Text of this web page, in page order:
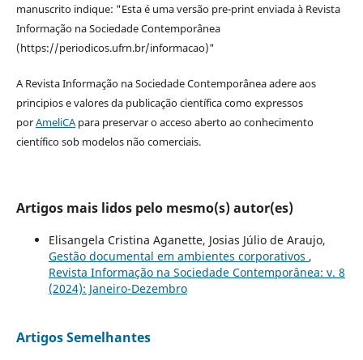
manuscrito indique: "Esta é uma versão pre-print enviada à Revista
Informação na Sociedade Contemporânea
(https://periodicos.ufrn.br/informacao)"
A Revista Informação na Sociedade Contemporânea adere aos
principios e valores da publicação científica como expressos
porAmeliCApara preservar o acceso aberto ao conhecimento
científico sob modelos não comerciais.
Artigos mais lidos pelo mesmo(s) autor(es)
Elisangela Cristina Aganette, Josias Júlio de Araujo,
Gestão documental em ambientes corporativos ,
Revista Informação na Sociedade Contemporânea: v. 8
(2024): Janeiro-Dezembro
Artigos Semelhantes